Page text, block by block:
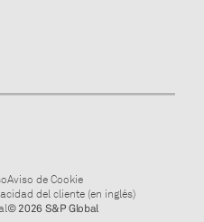
Aviso de Cookie
del cliente (en inglés)
© 2026 S&P Global